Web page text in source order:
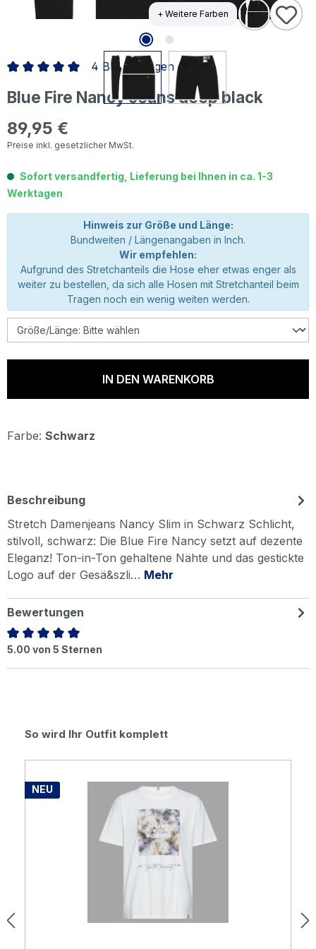
+ Weitere Farben
Blue Fire Nancy Jeans deep black
Regulärer Preis:
89,95 €
Preise inkl. gesetzlicher MwSt.
Durchschnittliche Bewertung von 5 von 5 Sternen
4 Bewertungen
Sofort versandfertig, Lieferung bei Ihnen in ca. 1-3
Werktagen
Hinweis zur Größe und Länge:
Bundweiten / Längenangaben in Inch.
Wir empfehlen:
Aufgrund des Stretchanteils die Hose eher etwas enger als
weiter zu bestellen, da sich alle Hosen mit Stretchanteil beim
Tragen noch ein wenig weiten werden.
IN DEN WARENKORB
Farbe: Schwarz
Beschreibung
Stretch Damenjeans Nancy Slim in Schwarz Schlicht,
stilvoll, schwarz: Die Blue Fire Nancy setzt auf dezente
Eleganz! Ton-in-Ton gehaltene Nähte und das gestickte
Logo auf der Gesä&szli… Mehr
Bewertungen
Durchschnittliche Bewertung von 5 von 5 Sternen
5.00 von 5 Sternen
Produktgalerie überspringen
So wird Ihr Outfit komplett
NEU